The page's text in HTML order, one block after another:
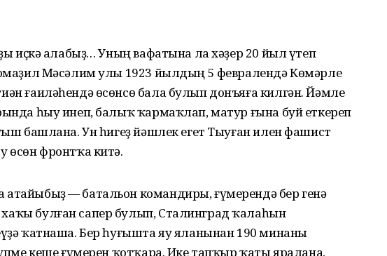
иҫкә алабыҙ… Уның вафатына ла хәҙер 20 йыл үтеп
Мәсәлим улы 1923 йылдың 5 февралендә Көмәрле
ғаиләһендә өсөнсө бала булып донъяға килгән. Йәмле
һыу инеп, балыҡ ҡармаҡлап, матур ғына буй еткереп
башлана. Ун һигеҙ йәшлек егет Тыуған илен фашист
өсөн фронтҡа китә.
— батальон командиры, ғүмерендә бер генә
булған сапер булып, Сталинград ҡалаһын
ҡатнаша. Бер һуғышта яу яланынан 190 минаны
кеше ғүмерен ҡотҡара. Ике тапҡыр ҡаты яралана,